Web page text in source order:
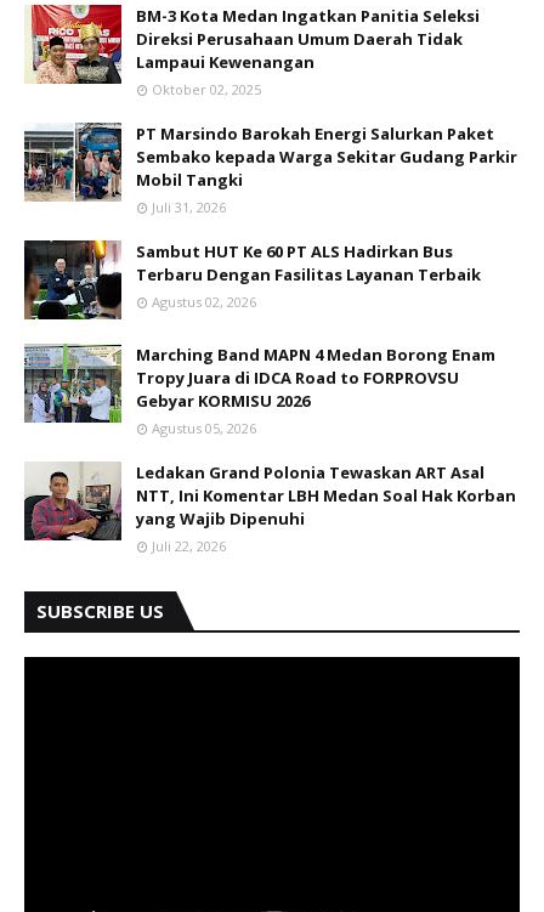
BM-3 Kota Medan Ingatkan Panitia Seleksi
Direksi Perusahaan Umum Daerah Tidak
Lampaui Kewenangan
Oktober 02, 2025
PT Marsindo Barokah Energi Salurkan Paket
Sembako kepada Warga Sekitar Gudang Parkir
Mobil Tangki
Juli 31, 2026
Sambut HUT Ke 60 PT ALS Hadirkan Bus
Terbaru Dengan Fasilitas Layanan Terbaik
Agustus 02, 2026
Marching Band MAPN 4 Medan Borong Enam
Tropy Juara di IDCA Road to FORPROVSU
Gebyar KORMISU 2026
Agustus 05, 2026
Ledakan Grand Polonia Tewaskan ART Asal
NTT, Ini Komentar LBH Medan Soal Hak Korban
yang Wajib Dipenuhi
Juli 22, 2026
SUBSCRIBE US